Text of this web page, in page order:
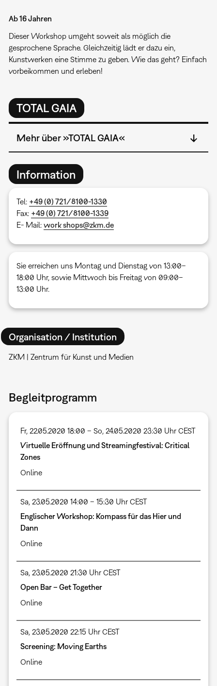
Ab 16 Jahren
Dieser Workshop umgeht soweit als möglich die
gesprochene Sprache. Gleichzeitig lädt er dazu ein,
Kunstwerken eine Stimme zu geben. Wie das geht? Einfach
vorbeikommen und erleben!
TOTAL GAIA
Mehr über »TOTAL GAIA«
Information
Tel: +49 (0) 721/8100-1330
Fax: +49 (0) 721/8100-1339
E- Mail: work shops@zkm.de
Sie erreichen uns Montag und Dienstag von 13:00–
18:00 Uhr, sowie Mittwoch bis Freitag von 09:00–
13:00 Uhr.
Organisation / Institution
ZKM | Zentrum für Kunst und Medien
Begleitprogramm
Fr, 22.05.2020 18:00 – So, 24.05.2020 23:30 Uhr CEST
Virtuelle Eröffnung und Streamingfestival: Critical
Zones
Online
Sa, 23.05.2020 14:00 – 15:30 Uhr CEST
Englischer Workshop: Kompass für das Hier und
Dann
Online
Sa, 23.05.2020 21:30 Uhr CEST
Open Bar – Get Together
Online
Sa, 23.05.2020 22:15 Uhr CEST
Screening: Moving Earths
Online